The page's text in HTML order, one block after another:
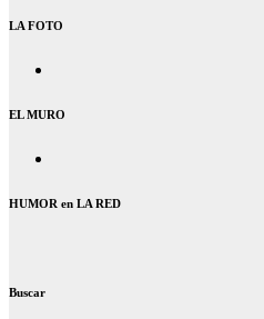
LA FOTO
EL MURO
HUMOR en LA RED
Buscar